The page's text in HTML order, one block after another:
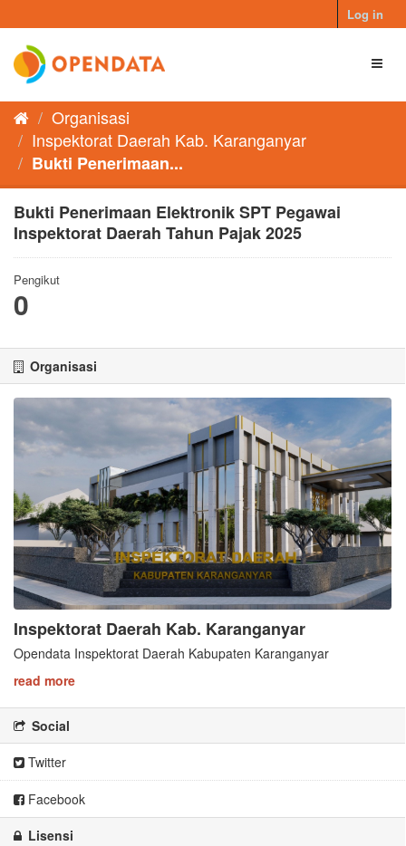
to
content
Log in
Organisasi
Inspektorat Daerah Kab. Karanganyar
Bukti Penerimaan...
Bukti Penerimaan Elektronik SPT Pegawai
Inspektorat Daerah Tahun Pajak 2025
Pengikut
0
Organisasi
Inspektorat Daerah Kab. Karanganyar
Opendata Inspektorat Daerah Kabupaten Karanganyar
read more
Social
Twitter
Facebook
Lisensi